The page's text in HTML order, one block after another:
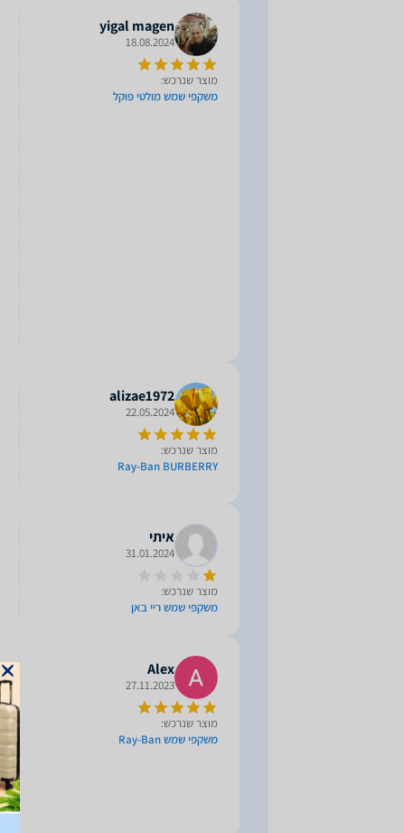
yigal magen
18.08.2024
מוצר שנרכש:
משקפי שמש מולטי פוקל
alizae1972
22.05.2024
מוצר שנרכש:
Ray-Ban BURBERRY
איתי
31.01.2024
מוצר שנרכש:
משקפי שמש ריי באן
Alex
27.11.2023
מוצר שנרכש:
משקפי שמש Ray-Ban